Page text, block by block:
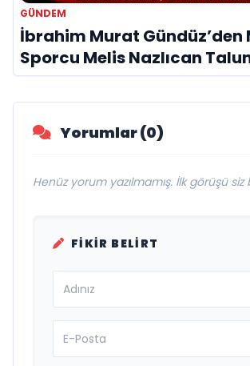
GÜNDEM
İbrahim Murat Gündüz’den
Sporcu Melis Nazlıcan
Yorumlar (0)
Henüz yorum yazılmamış. İlk görüşü siz
FIKIR BELIRT